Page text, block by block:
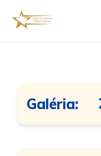
Galéria: